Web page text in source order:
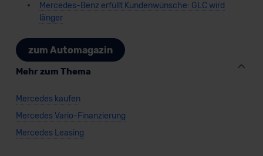
Mercedes-Benz erfüllt Kundenwünsche: GLC wird
länger
zum Automagazin
Mehr zum Thema
Mercedes kaufen
Mercedes Vario-Finanzierung
Mercedes Leasing